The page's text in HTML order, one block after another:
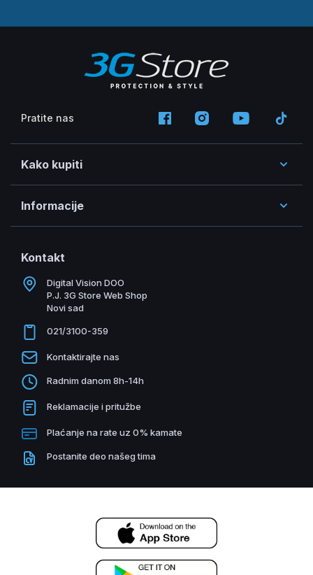
Pratite nas
Kako kupiti
Informacije
Kontakt
Digital Vision DOO
P.J. 3G Store Web Shop
Novi sad
021/3100-359
Kontaktirajte nas
Radnim danom 8h-14h
Reklamacije i pritužbe
Plaćanje na rate uz 0% kamate
Postanite deo našeg tima